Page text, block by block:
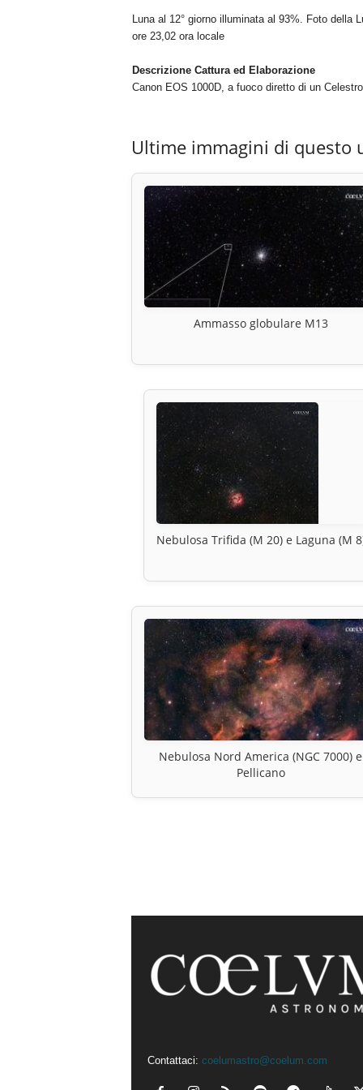
Luna al 12° giorno illuminata al 93%. Foto della
ore 23,02 ora locale
Descrizione Cattura ed Elaborazione
Canon EOS 1000D, a fuoco diretto di un
Ultime immagini di questo
Ammasso globulare M13
Nebulosa Trifida (M 20) e Laguna (M
Nebulosa Nord America (NGC 7000) e
Pellicano
Contattaci: coelumastro@coelum.com